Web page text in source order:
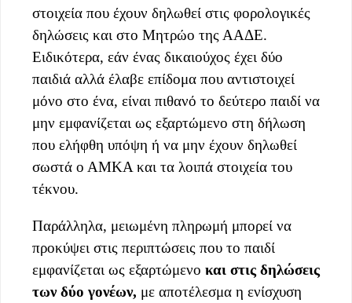
στοιχεία που έχουν δηλωθεί στις φορολογικές
δηλώσεις και στο Μητρώο της ΑΑΔΕ.
Ειδικότερα, εάν ένας δικαιούχος έχει δύο
παιδιά αλλά έλαβε επίδομα που αντιστοιχεί
μόνο στο ένα, είναι πιθανό το δεύτερο παιδί να
μην εμφανίζεται ως εξαρτώμενο στη δήλωση
που ελήφθη υπόψη ή να μην έχουν δηλωθεί
σωστά ο ΑΜΚΑ και τα λοιπά στοιχεία του
τέκνου.
Παράλληλα, μειωμένη πληρωμή μπορεί να
προκύψει στις περιπτώσεις που το παιδί
εμφανίζεται ως εξαρτώμενο και στις δηλώσεις
των δύο γονέων, με αποτέλεσμα η ενίσχυση